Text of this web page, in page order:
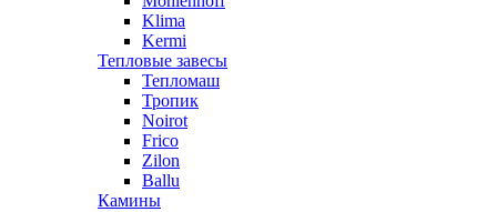
Klima
Kermi
Тепловые завесы
Тепломаш
Тропик
Noirot
Frico
Zilon
Ballu
Камины